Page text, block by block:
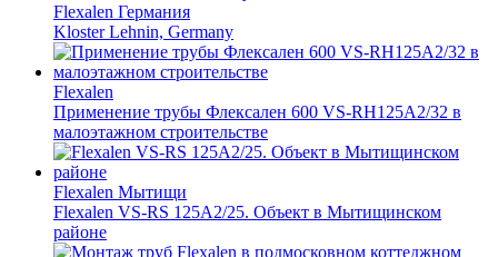
Flexalen Германия
Kloster Lehnin, Germany
Flexalen
Применение трубы Флексален 600 VS-RH125A2/32 в
малоэтажном строительстве
Flexalen Мытищи
Flexalen VS-RS 125A2/25. Объект в Мытищинском
районе